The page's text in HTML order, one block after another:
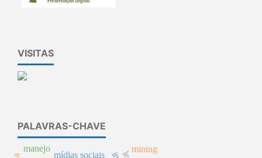
VISITAS
PALAVRAS-CHAVE
mídias sociais
mining
manejo